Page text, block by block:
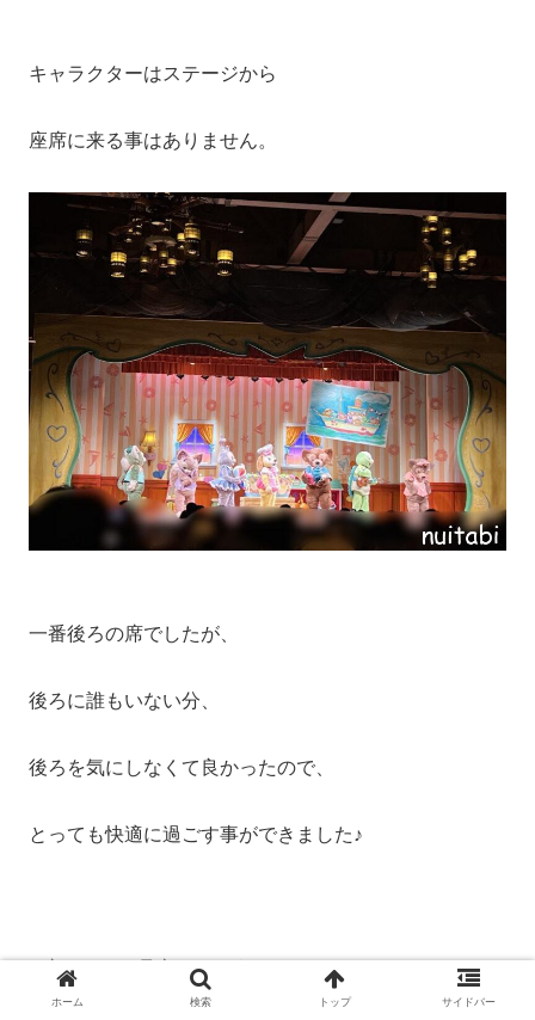
キャラクターはステージから
座席に来る事はありません。
一番後ろの席でしたが、
後ろに誰もいない分、
後ろを気にしなくて良かったので、
とっても快適に過ごす事ができました♪
B席なので、見辛いだろうな…
ホーム 検索 トップ サイドバー